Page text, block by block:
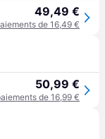
49,49 €
de 16,49 €
50,99 €
de 16,99 €